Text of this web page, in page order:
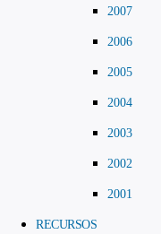
2007
2006
2005
2004
2003
2002
2001
RECURSOS